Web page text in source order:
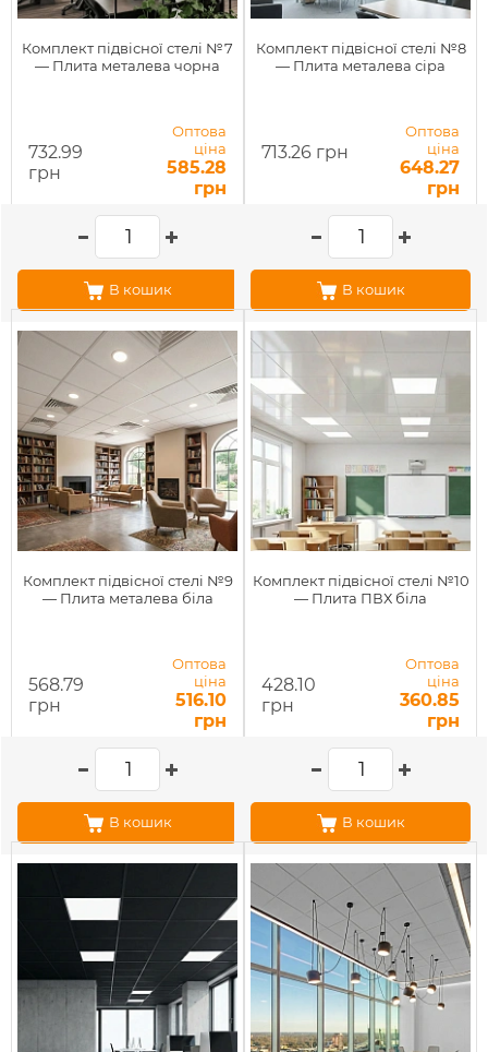
Комплект підвісної стелі №7
— Плита металева чорна
732.99
грн
Оптова
ціна
585.28
грн
В кошик
Комплект підвісної стелі №8
— Плита металева сіра
713.26 грн
Оптова
ціна
648.27
грн
В кошик
Комплект підвісної стелі №9
— Плита металева біла
568.79
грн
Оптова
ціна
516.10
грн
В кошик
Комплект підвісної стелі №10
— Плита ПВХ біла
428.10
грн
Оптова
ціна
360.85
грн
В кошик